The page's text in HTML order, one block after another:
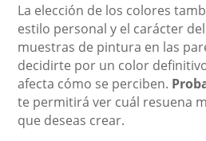
La elección de los colores
estilo personal y el carácter
muestras de pintura en las
decidirte por un color
afecta cómo se perciben.
te permitirá ver cuál resuena
que deseas crear.